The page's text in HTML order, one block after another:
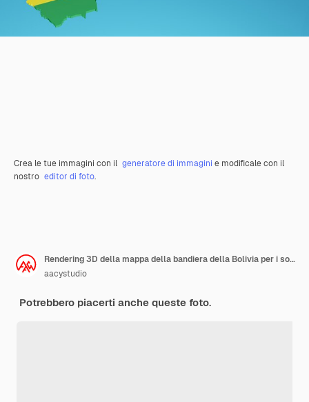
Crea le tue immagini con il generatore di immagini e modificale con il
nostro editor di foto.
Rendering 3D della mappa della bandiera della Bolivia per i social media e il sito Web di copertina
aacystudio
Potrebbero piacerti anche queste foto.